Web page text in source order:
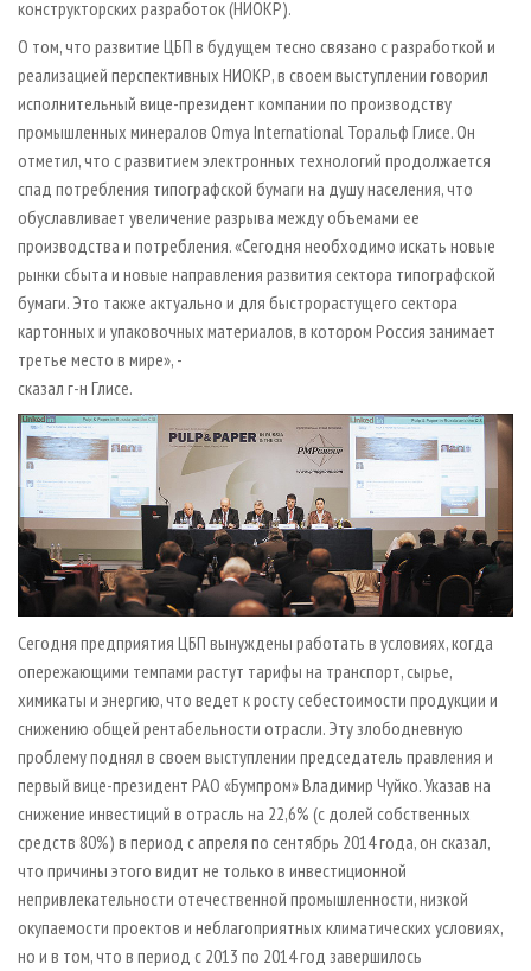
конструкторских разработок (НИОКР).
О том, что развитие ЦБП в будущем тесно связано с разработкой и
реализацией перспективных НИОКР, в своем выступлении говорил
исполнительный вице­-президент компании по производству
промышленных минералов Omya International Торальф Глисе. Он
отметил, что с развитием электронных технологий продолжается
спад потребления типографской бумаги на душу населения, что
обуславливает увеличение разрыва между объемами ее
производства и потребления. «Сегодня необходимо искать новые
рынки сбыта и новые направления развития сектора типографской
бумаги. Это также актуально и для быстрорастущего сектора
картонных и упаковочных материалов, в котором Россия занимает
третье место в мире», -
сказал г­-н Глисе.
Сегодня предприятия ЦБП вынуждены работать в условиях, когда
опережающими темпами растут тарифы на транспорт, сырье,
химикаты и энергию, что ведет к росту себестоимости продукции и
снижению общей рентабельности отрасли. Эту злободневную
проблему поднял в своем выступлении председатель правления и
первый вице­-президент РАО «Бумпром» Владимир Чуйко. Указав на
снижение инвестиций в отрасль на 22,6% (с долей собственных
средств 80%) в период с апреля по сентябрь 2014 года, он сказал,
что причины этого видит не только в инвестиционной
непривлекательности отечественной промышленности, низкой
окупаемости проектов и неблагоприятных климатических условиях,
но и в том, что в период с 2013 по 2014 год завершилось